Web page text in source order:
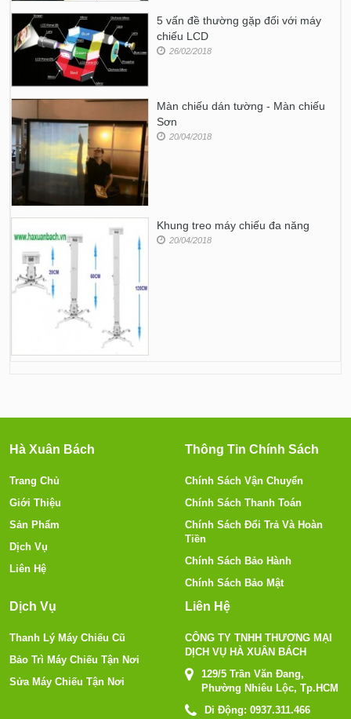
5 vấn đề thường gặp đối với máy
chiếu LCD
26/02/2018
Màn chiếu dán tường - Màn chiếu
Sơn
20/04/2018
Khung treo máy chiếu đa năng
20/04/2018
Hà Xuân Bách
Trang Chủ
Giới Thiệu
Sản Phẩm
Dịch Vụ
Liên Hệ
Thông Tin Chính Sách
Chính Sách Vận Chuyển
Chính Sách Thanh Toán
Chính Sách Đổi Trả Và Hoàn
Tiền
Chính Sách Bảo Hành
Chính Sách Bảo Mật
Dịch Vụ
Thanh Lý Máy Chiếu Cũ
Bảo Trì Máy Chiếu Tận Nơi
Sửa Máy Chiếu Tận Nơi
Liên Hệ
CÔNG TY TNHH THƯƠNG MẠI
DỊCH VỤ HÀ XUÂN BÁCH
129/5 Trần Văn Đang,
Phường Nhiêu Lộc, Tp.HCM
Di Động: 0937.311.466